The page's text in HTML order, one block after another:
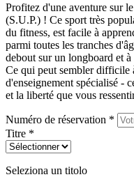
Profitez d'une aventure sur
(S.U.P.) ! Ce sport très
du fitness, est facile à
parmi toutes les tranches
debout sur un longboard et
Ce qui peut sembler difficile
d'enseignement spécialisé -
et la liberté que vous
Numéro de réservation *
Titre *
Seleziona un titolo